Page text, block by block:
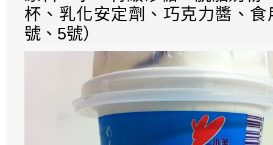
杯、乳化安定劑、巧克力醬、
號、5號）